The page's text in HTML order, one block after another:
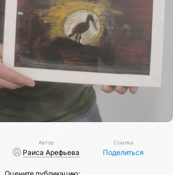
Автор
Раиса Арефьева
Ссылка
Поделиться
Оцените публикацию: